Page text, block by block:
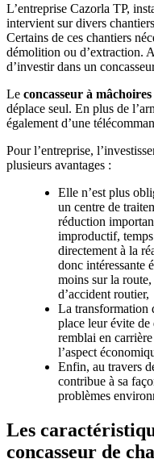
L’entreprise Cazorla TP,
intervient sur divers
Certains de ces chantiers
démolition ou d’extraction.
d’investir dans un
Le concasseur à mâchoires
déplace seul. En plus de
également d’une
Pour l’entreprise,
plusieurs avantages :
Elle n’est plus
un centre de
réduction
improductif,
directement à la
donc intéressante
moins sur la
d’accident routier,
La transformation
place leur évite
remblai en
l’aspect
Enfin, au travers
contribue à sa
problèmes
Les
concasseur de